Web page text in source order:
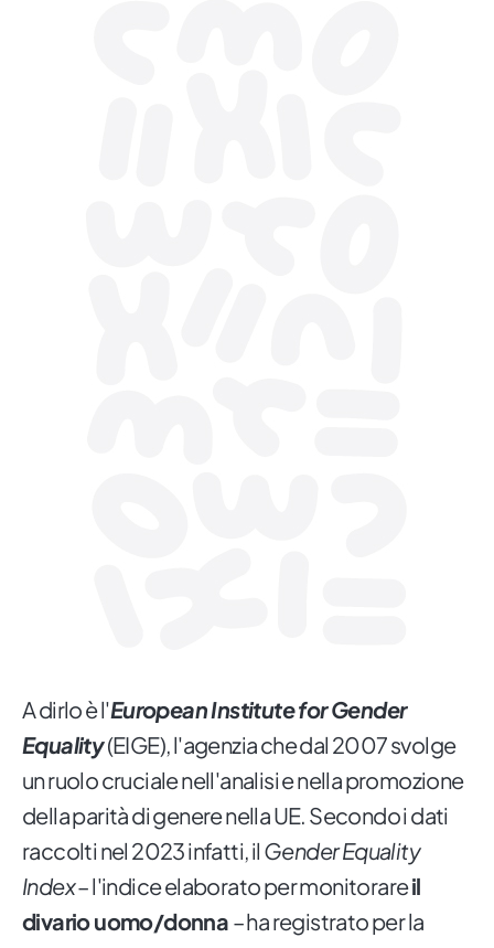
A dirlo è l'European Institute for Gender
Equality(EIGE), l'agenzia che dal 2007 svolge
un ruolo cruciale nell'analisi e nella promozione
della parità di genere nella UE. Secondo i dati
raccolti nel 2023 infatti, il Gender Equality
Index– l'indice elaborato per monitorareil
divario uomo/donna – ha registrato per la